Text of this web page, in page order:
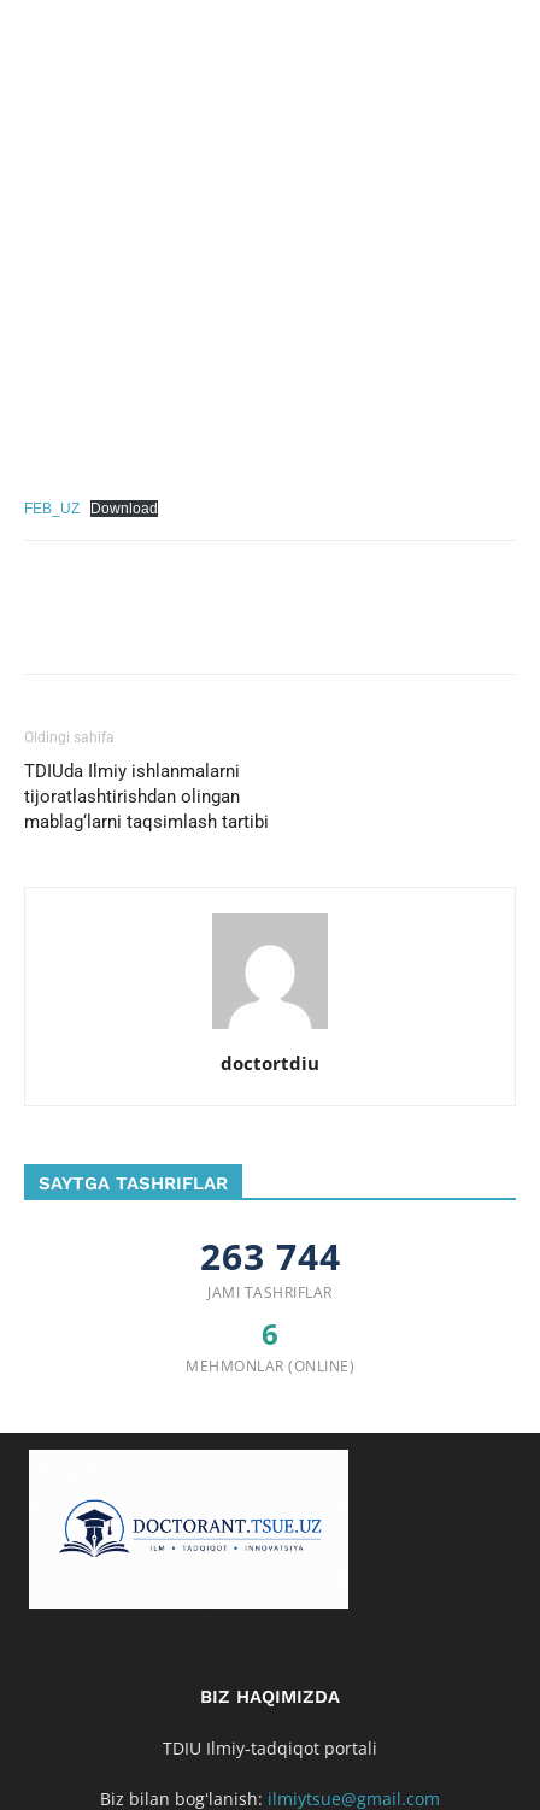
FEB_UZ Download
Oldingi sahifa
TDIUda Ilmiy ishlanmalarni
tijoratlashtirishdan olingan
mablag‘larni taqsimlash tartibi
doctortdiu
SAYTGA TASHRIFLAR
263 744
JAMI TASHRIFLAR
6
MEHMONLAR (ONLINE)
BIZ HAQIMIZDA
TDIU Ilmiy-tadqiqot portali
Biz bilan bogʻlanish: ilmiytsue@gmail.com